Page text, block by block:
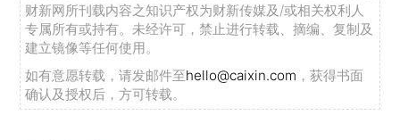
财新网所刊载内容之知识产权为财新传媒及/或相关权利人
专属所有或持有。未经许可，禁止进行转载、摘编、复制及
建立镜像等任何使用。
如有意愿转载，请发邮件至hello@caixin.com ，获得书面
确认及授权后，方可转载。